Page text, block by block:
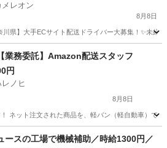
レオン
8月8日
川県】大手ECサイト配送ドライバー大募集！✨未
積み込み
業務委託】Amazon配送スタッフ
円
ノヒ
8月8日
ネット注文された商品を、軽バン（軽自動車）で
ースの工場で機械補助／時給1300円／